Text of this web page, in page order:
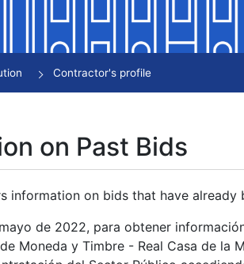
Contractor's profile
on Past Bids
information on bids that have
de 2022, para obtener
Moneda y Timbre - Real Casa de la